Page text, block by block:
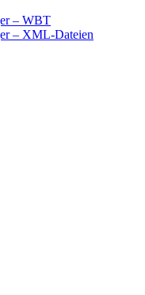
– WBT
– XML-Dateien